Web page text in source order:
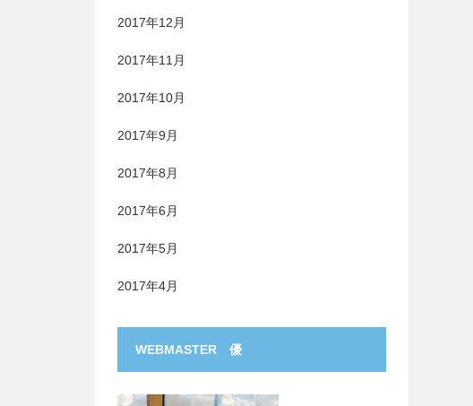
2017年12月
2017年11月
2017年10月
2017年9月
2017年8月
2017年6月
2017年5月
2017年4月
WEBMASTER 優